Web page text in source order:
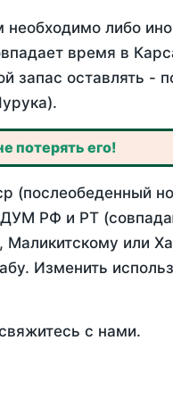
либо
время в
запас оставлять -
потерять его!
(послеобеденный
РФ и РТ
или
Изменить
с нами.